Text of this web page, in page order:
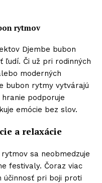
rytmov
Djembe bubon
ľudí. Či už pri rodinných
moderných
bubon rytmy vytvárajú
podporuje
emócie bez slov.
a relaxácie
sa neobmedzuje
festivaly. Čoraz viac
účinnosť pri boji proti